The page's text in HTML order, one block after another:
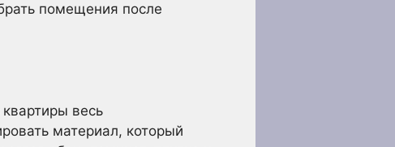
помещения после
весь
материал, который